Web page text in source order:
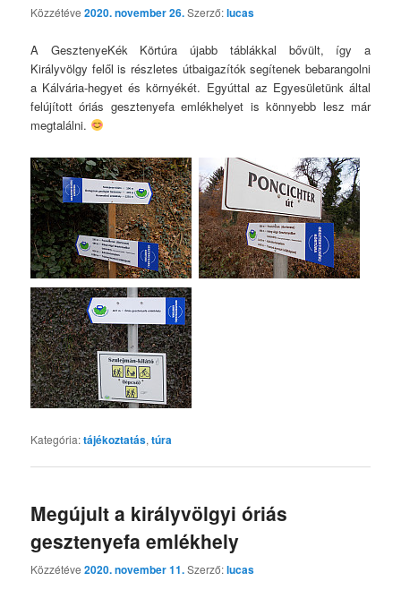
Közzétéve2020. november 26.Szerző:lucas
A GesztenyeKék Körtúra újabb táblákkal bővült, így a
Királyvölgy felől is részletes útbaigazítók segítenek bebarangolni
a Kálvária-hegyet és környékét. Egyúttal az Egyesületünk által
felújított óriás gesztenyefa emlékhelyet is könnyebb lesz már
megtalálni.
Kategória:tájékoztatás,túra
Megújult a királyvölgyi óriás
gesztenyefa emlékhely
Közzétéve2020. november 11.Szerző:lucas